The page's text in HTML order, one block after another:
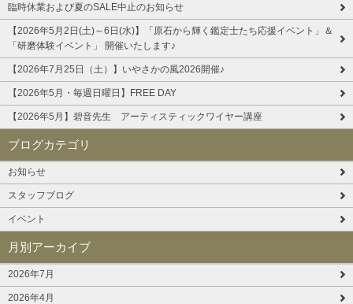
臨時休業および夏のSALE中止のお知らせ
【2026年5月2日(土)～6日(水)】「原石から輝く鑑定士たち応援イベント」＆
「研磨体験イベント」 開催いたします♪
【2026年7月25日（土）】いやさかの風2026開催♪
【2026年5月・毎週日曜日】FREE DAY
【2026年5月】碧音先生 アーティスティックワイヤー講座
ブログカテゴリ
お知らせ
スタッフブログ
イベント
月別アーカイブ
2026年7月
2026年4月